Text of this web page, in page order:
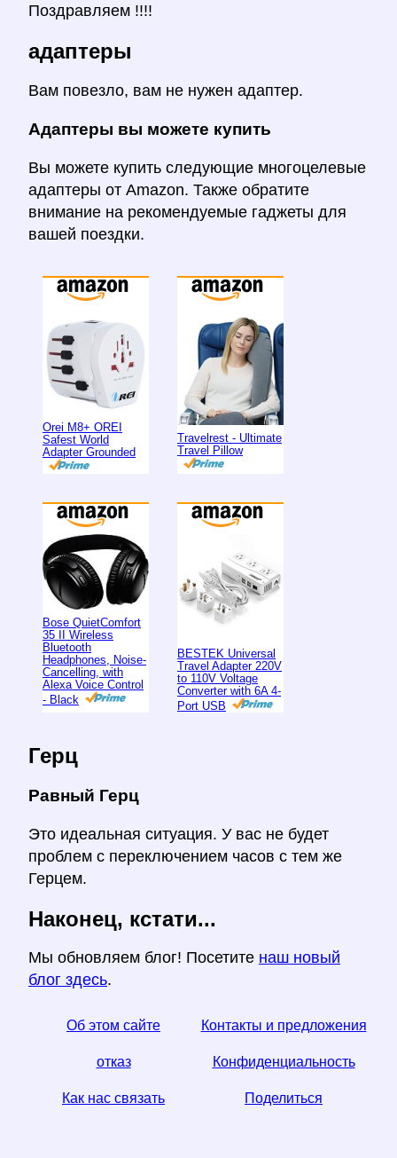
Поздравляем !!!!
адаптеры
Вам повезло, вам не нужен адаптер.
Адаптеры вы можете купить
Вы можете купить следующие многоцелевые
адаптеры от Amazon. Также обратите
внимание на рекомендуемые гаджеты для
вашей поездки.
Orei M8+ OREI
Safest World
Adapter Grounded
Travelrest - Ultimate
Travel Pillow
Bose QuietComfort
35 II Wireless
Bluetooth
Headphones, Noise-
Cancelling, with
Alexa Voice Control
- Black
BESTEK Universal
Travel Adapter 220V
to 110V Voltage
Converter with 6A 4-
Port USB
Герц
Равный Герц
Это идеальная ситуация. У вас не будет
проблем с переключением часов с тем же
Герцем.
Наконец, кстати...
Мы обновляем блог! Посетите наш новый
блог здесь.
Об этом сайте Контакты и предложения
отказ Конфиденциальность
Как нас связать Поделиться